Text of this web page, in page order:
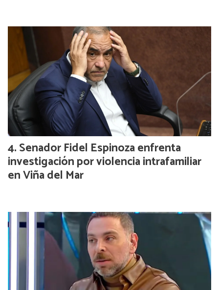
Senador Fidel Espinoza enfrenta
investigación por violencia intrafamiliar
en Viña del Mar